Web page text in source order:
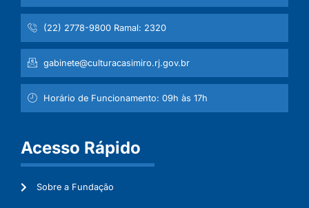
(22) 2778-9800 Ramal: 2320
gabinete@culturacasimiro.rj.gov.br
Horário de Funcionamento: 09h às 17h
Acesso Rápido
Sobre a Fundação